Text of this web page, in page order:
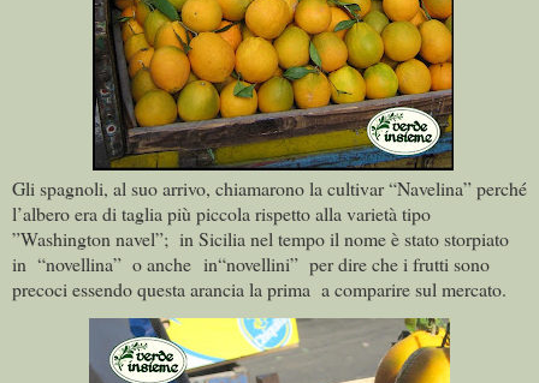
Gli spagnoli, al suo arrivo, chiamarono la cultivar “Navelina” perché
l’albero era di taglia più piccola rispetto alla varietà tipo
”Washington navel”; in Sicilia nel tempo il nome è stato storpiato
in “novellina” o anche in“novellini” per dire che i frutti sono
precoci essendo questa arancia la prima a comparire sul mercato.